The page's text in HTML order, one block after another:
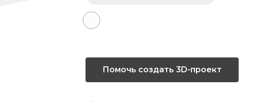
Помочь создать 3D-проект